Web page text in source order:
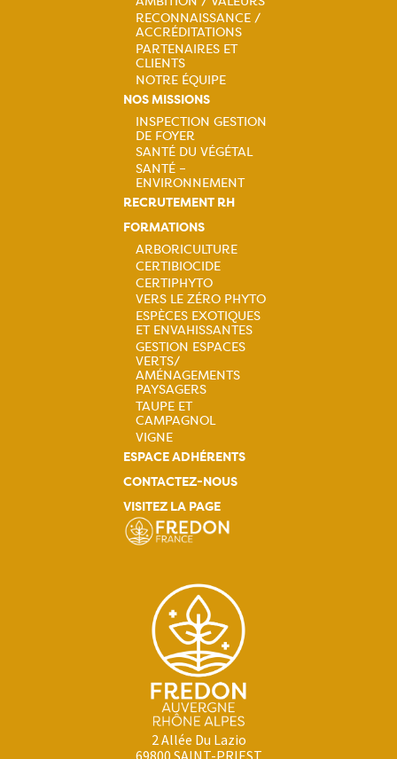
principale
RECONNAISSANCE /
ACCRÉDITATIONS
PARTENAIRES ET
CLIENTS
NOTRE ÉQUIPE
NOS MISSIONS
Navigation
principale
INSPECTION GESTION
DE FOYER
SANTÉ DU VÉGÉTAL
SANTÉ –
ENVIRONNEMENT
RECRUTEMENT RH
FORMATIONS
Navigation
principale
ARBORICULTURE
CERTIBIOCIDE
CERTIPHYTO
VERS LE ZÉRO PHYTO
ESPÈCES EXOTIQUES
ET ENVAHISSANTES
GESTION ESPACES
VERTS/
AMÉNAGEMENTS
PAYSAGERS
TAUPE ET
CAMPAGNOL
VIGNE
ESPACE ADHÉRENTS
CONTACTEZ-NOUS
VISITEZ LA PAGE
2 Allée Du Lazio
69800 SAINT-PRIEST